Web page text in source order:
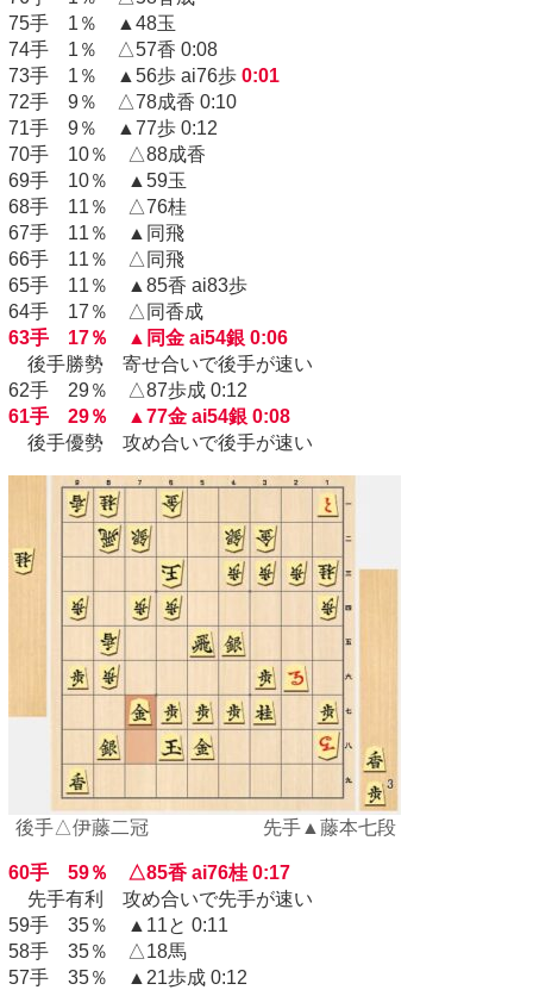
75手 1％ ▲48玉
74手 1％ △57香 0:08
73手 1％ ▲56歩 ai76歩 0:01
72手 9％ △78成香 0:10
71手 9％ ▲77歩 0:12
70手 10％ △88成香
69手 10％ ▲59玉
68手 11％ △76桂
67手 11％ ▲同飛
66手 11％ △同飛
65手 11％ ▲85香 ai83歩
64手 17％ △同香成
63手 17％ ▲同金 ai54銀 0:06
後手勝勢 寄せ合いで後手が速い
62手 29％ △87歩成 0:12
61手 29％ ▲77金 ai54銀 0:08
後手優勢 攻め合いで後手が速い
後手△伊藤二冠 先手▲藤本七段
60手 59％ △85香 ai76桂 0:17
先手有利 攻め合いで先手が速い
59手 35％ ▲11と 0:11
58手 35％ △18馬
57手 35％ ▲21歩成 0:12